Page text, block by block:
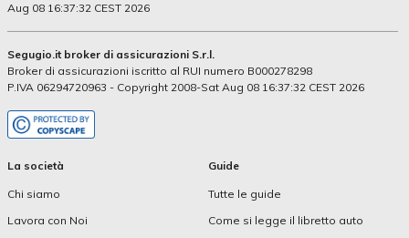
Aug 08 16:37:32 CEST 2026
La società
Chi siamo
Lavora con Noi
Guide
Tutte le guide
Come si legge il libretto auto
Segugio.it broker di assicurazioni S.r.l.
Broker di assicurazioni iscritto al RUI numero B000278298
P.IVA 06294720963 - Copyright 2008-Sat Aug 08 16:37:32 CEST 2026